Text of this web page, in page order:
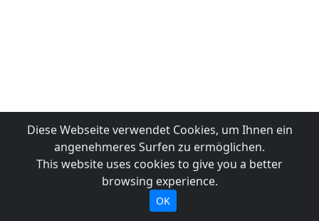
Diese Webseite verwendet Cookies, um Ihnen ein
angenehmeres Surfen zu ermöglichen.
This website uses cookies to give you a better
browsing experience.
OK